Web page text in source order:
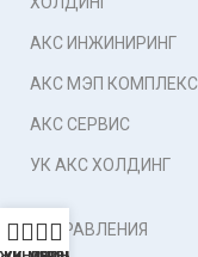
АКС ИНЖИНИРИНГ
АКС МЭП КОМПЛЕКС
АКС СЕРВИС
УК АКС ХОЛДИНГ
НАПРАВЛЕНИЯ